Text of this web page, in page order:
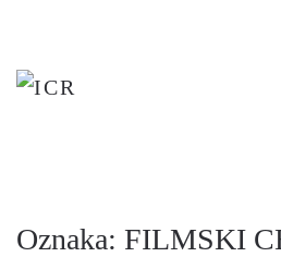
to
Oznaka: FILMSKI